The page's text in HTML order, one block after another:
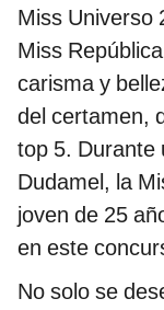
Miss Universo
Miss
carisma y
del certamen,
top 5. Durante
Dudamel, la
joven de 25
en este
No solo se